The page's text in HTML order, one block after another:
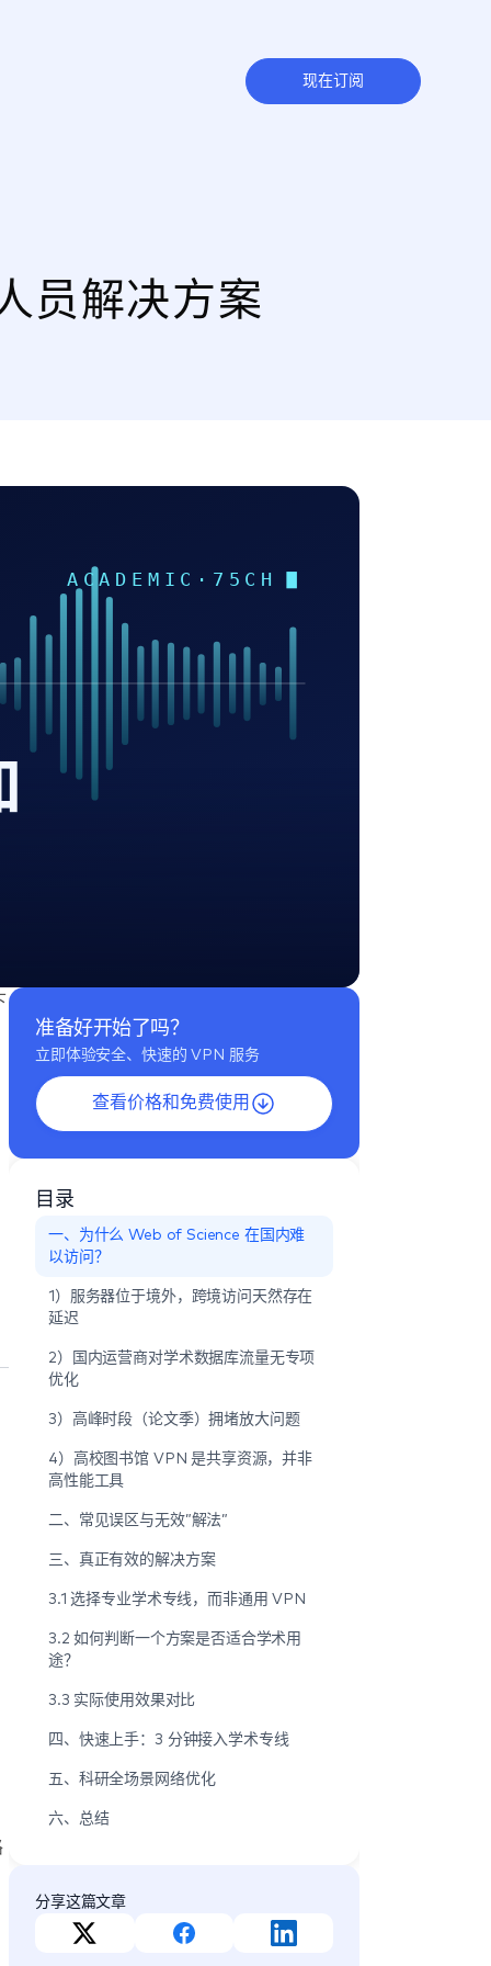
现在订阅
员解决方案
ACADEMIC·75CH
准备好开始了吗？
立即体验安全、快速的 VPN 服务
查看价格和免费使用
目录
一、为什么 Web of Science 在国内难
以访问？
1）服务器位于境外，跨境访问天然存在
延迟
2）国内运营商对学术数据库流量无专项
优化
3）高峰时段（论文季）拥堵放大问题
4）高校图书馆 VPN 是共享资源，并非
高性能工具
二、常见误区与无效”解法”
三、真正有效的解决方案
3.1 选择专业学术专线，而非通用 VPN
3.2 如何判断一个方案是否适合学术用
途？
3.3 实际使用效果对比
四、快速上手：3 分钟接入学术专线
五、科研全场景网络优化
六、总结
分享这篇文章